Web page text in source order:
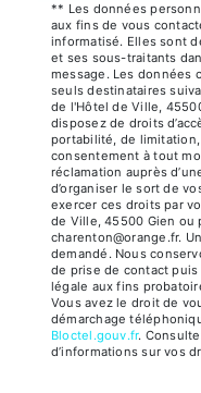
** Les données
aux fins de vous
informatisé. Elles sont
et ses sous-traitants
message. Les données
seuls destinataires
de l'Hôtel de Ville,
disposez de droits
portabilité, de
consentement à tout
réclamation auprès
d’organiser le sort de
exercer ces droits par
de Ville, 45500 Gien ou
charenton@orange.fr.
demandé. Nous
de prise de contact
légale aux fins
Vous avez le droit de
démarchage
Bloctel.gouv.fr.
d’informations sur vos